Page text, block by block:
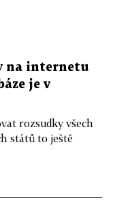
na internetu
je v
rozsudky všech
států to ještě